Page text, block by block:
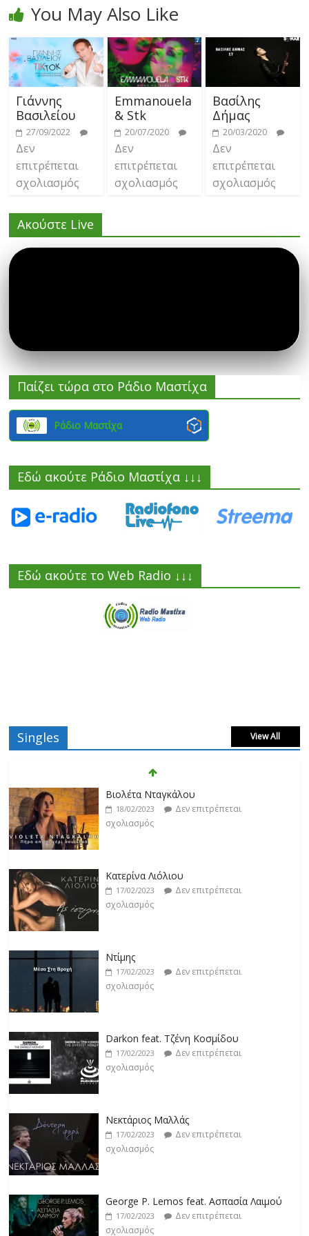
You May Also Like
Γιάννης
Βασιλείου
27/09/2022
Δεν
επιτρέπεται
σχολιασμός
Emmanouela
& Stk
20/07/2020
Δεν
επιτρέπεται
σχολιασμός
Βασίλης
Δήμας
20/03/2020
Δεν
επιτρέπεται
σχολιασμός
Ακούστε Live
Παίζει τώρα στο Ράδιο Μαστίχα
Ράδιο Μαστίχα
Εδώ ακούτε Ράδιο Μαστίχα ↓↓↓
Εδώ ακούτε το Web Radio ↓↓↓
Singles View All
Βιολέτα Νταγκάλου
18/02/2023
Δεν επιτρέπεται
σχολιασμός
Κατερίνα Λιόλιου
17/02/2023
Δεν επιτρέπεται
σχολιασμός
Ντίμης
17/02/2023
Δεν επιτρέπεται
σχολιασμός
Darkon feat. Τζένη Κοσμίδου
17/02/2023
Δεν επιτρέπεται
σχολιασμός
Νεκτάριος Μαλλάς
17/02/2023
Δεν επιτρέπεται
σχολιασμός
George P. Lemos feat. Ασπασία Λαιμού
17/02/2023
Δεν επιτρέπεται
σχολιασμός